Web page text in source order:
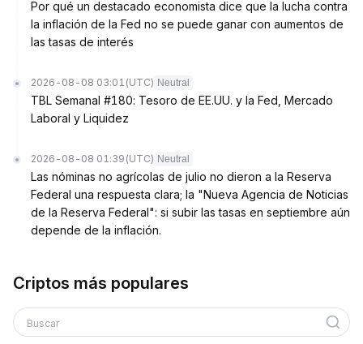
Por qué un destacado economista dice que la lucha contra
la inflación de la Fed no se puede ganar con aumentos de
las tasas de interés
2026-08-08 03:01 (UTC) Neutral
TBL Semanal #180: Tesoro de EE.UU. y la Fed, Mercado
Laboral y Liquidez
2026-08-08 01:39 (UTC) Neutral
Las nóminas no agrícolas de julio no dieron a la Reserva
Federal una respuesta clara; la "Nueva Agencia de Noticias
de la Reserva Federal": si subir las tasas en septiembre aún
depende de la inflación.
Criptos más populares
Buscar